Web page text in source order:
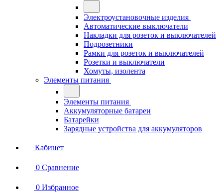
Электроустановочные изделия
Автоматические выключатели
Накладки для розеток и выключателей
Подрозетники
Рамки для розеток и выключателей
Розетки и выключатели
Хомуты, изолента
Элементы питания
Элементы питания
Аккумуляторные батареи
Батарейки
Зарядные устройства для аккумуляторов
Кабинет
0 Сравнение
0 Избранное